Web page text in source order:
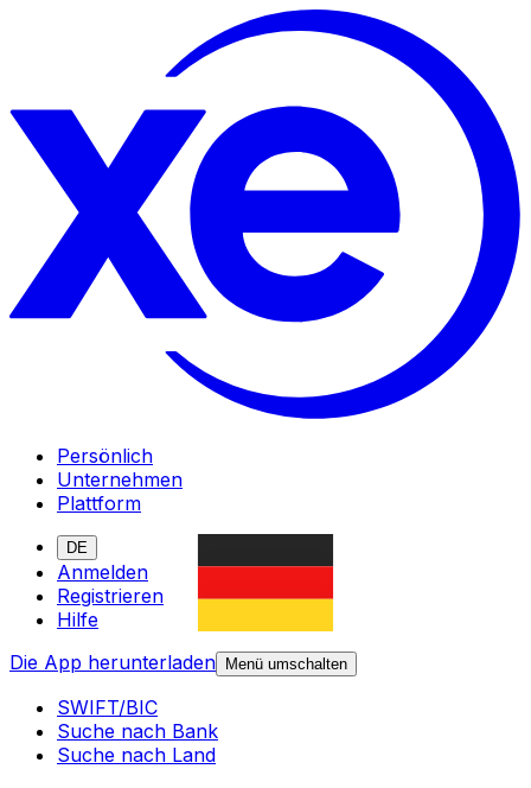
Persönlich
Unternehmen
Plattform
DE
Anmelden
Registrieren
Hilfe
Die App herunterladen
Menü umschalten
SWIFT/BIC
Suche nach Bank
Suche nach Land